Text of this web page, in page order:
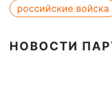
российские войска
НОВОСТИ